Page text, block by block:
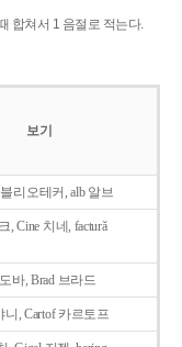
합쳐서 1 음절로 적는다.
보기
블리오테커, alb 알브
, Cine 치네, facturǎ
바, Brad 브라드
니, Cartof 카르토프